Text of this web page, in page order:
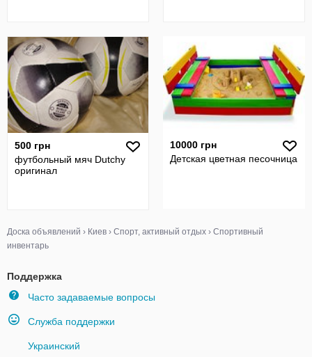
500 грн
футбольный мяч Dutchy
оригинал
10000 грн
Детская цветная песочница
Доска объявлений › Киев › Спорт, активный отдых › Спортивный
инвентарь
Поддержка
Часто задаваемые вопросы
Служба поддержки
Украинский